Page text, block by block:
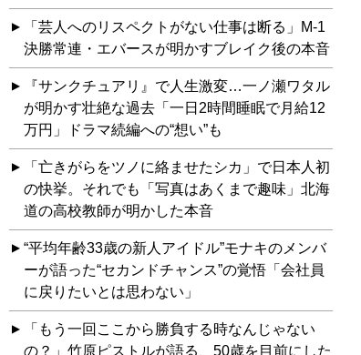
「芸人へのリスペクトがない仕事は断る」M-1
決勝常連・エバースが明かすブレイク後の本音
『サンクチュアリ』で人生激変…一ノ瀬ワタル
が明かす壮絶な過去「一日2時間睡眠で月給12
万円」ドラマ続編への“想い”も
「亡きがらをツノに絡ませたシカ」で日本人初
の快挙。それでも「写真はあくまで趣味」北海
道の高校教師が明かした本音
“平均年齢33歳の新人アイドル”モナキのメンバ
ーが語った“セカンドチャンス”の覚悟「会社員
に戻りたいとは思わない」
「もう一回ここから勝負する時なんじゃない
の？」竹原ピストルが語る、50歳を目前にした